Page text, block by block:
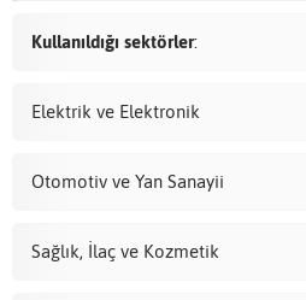
Kullanıldığı sektörler:
Elektrik ve Elektronik
Otomotiv ve Yan Sanayii
Sağlık, İlaç ve Kozmetik